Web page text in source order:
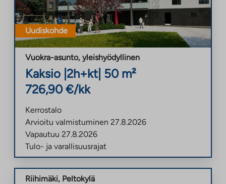
Uudiskohde
Vuokra-asunto, yleishyödyllinen
Kaksio 2h+kt| 50 m²
726,90 €/kk
Kerrostalo
Arvioitu valmistuminen 27.8.2026
Vapautuu 27.8.2026
Tulo- ja varallisuusrajat
Riihimäki, Peltokylä